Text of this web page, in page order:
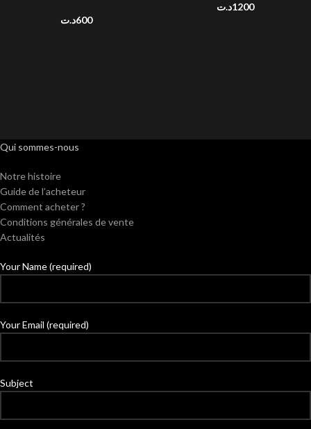
600د.ت
1200د.ت
Qui sommes-nous
Notre histoire
Guide de l’acheteur
Comment acheter ?
Conditions générales de vente
Actualités
Your Name (required)
Your Email (required)
Subject